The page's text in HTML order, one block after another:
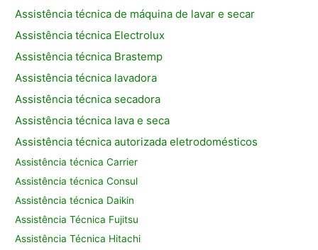
Assistência técnica de máquina de lavar e secar
Assistência técnica Electrolux
Assistência técnica Brastemp
Assistência técnica lavadora
Assistência técnica secadora
Assistência técnica lava e seca
Assistência técnica autorizada eletrodomésticos
Assistência técnica Carrier
Assistência técnica Consul
Assistência técnica Daikin
Assistência Técnica Fujitsu
Assistência Técnica Hitachi